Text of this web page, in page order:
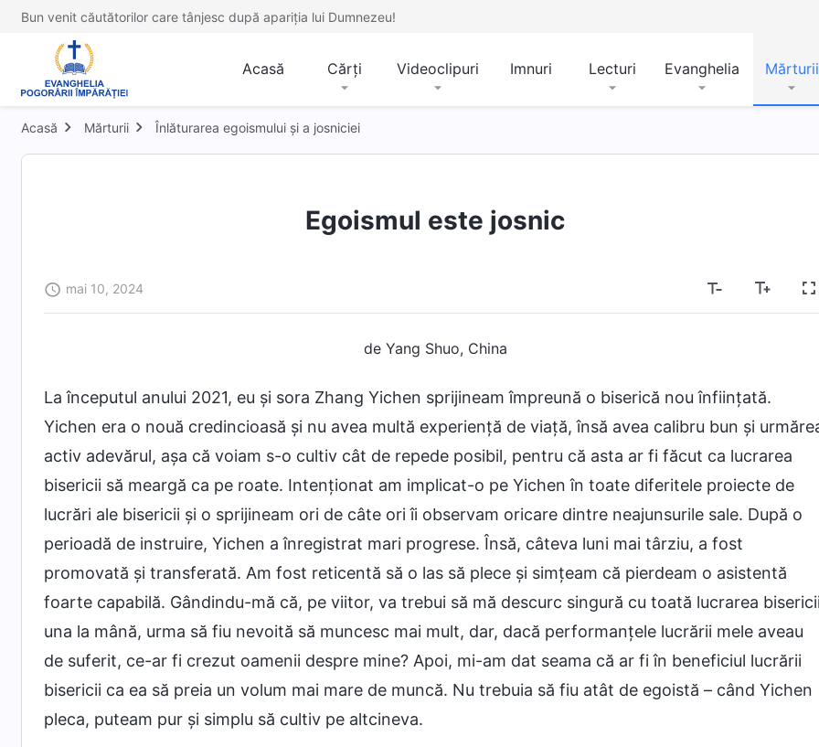
Bun venit căutătorilor care tânjesc după apariția lui Dumnezeu!
Acasă Cărți Videoclipuri Imnuri Lecturi Evanghelia Mărturii
Acasă Mărturii Înlăturarea egoismului și a josniciei
Egoismul este josnic
mai 10, 2024
de Yang Shuo, China
La începutul anului 2021, eu și sora Zhang Yichen sprijineam împreună o biserică nou înființată.
Yichen era o nouă credincioasă și nu avea multă experiență de viață, însă avea calibru bun și
activ adevărul, așa că voiam s-o cultiv cât de repede posibil, pentru că asta ar fi făcut ca lucrarea
bisericii să meargă ca pe roate. Intenționat am implicat-o pe Yichen în toate diferitele proiecte de
lucrări ale bisericii și o sprijineam ori de câte ori îi observam oricare dintre neajunsurile sale. După o
perioadă de instruire, Yichen a înregistrat mari progrese. Însă, câteva luni mai târziu, a fost
promovată și transferată. Am fost reticentă să o las să plece și simțeam că pierdeam o asistentă
foarte capabilă. Gândindu-mă că, pe viitor, va trebui să mă descurc singură cu toată lucrarea
una la mână, urma să fiu nevoită să muncesc mai mult, dar, dacă performanțele lucrării mele aveau
de suferit, ce-ar fi crezut oamenii despre mine? Apoi, mi-am dat seama că ar fi în beneficiul lucrării
bisericii ca ea să preia un volum mai mare de muncă. Nu trebuia să fiu atât de egoistă – când Yichen
pleca, puteam pur și simplu să cultiv pe altcineva.